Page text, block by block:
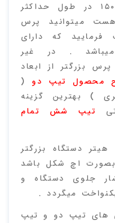
در صورتیکه عرض ۱۵۰ در طول حداکثر
هست میتوانید پرس
که دارای
. در غیر
بزرگتر از ابعاد
محصول تیپ دو
(
) بهترین گزینه
تیپ شش تمام
دستگاه بزرگتر
اچ شکل باشد
جلوی دستگاه و
میگردد .
های تیپ دو و تیپ